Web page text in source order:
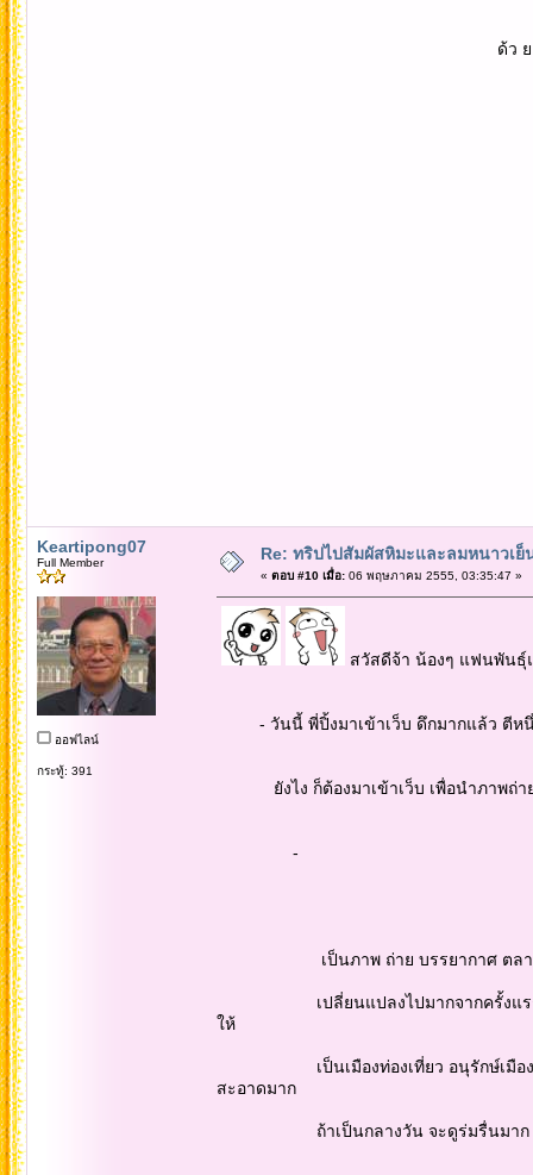
ด้ว ย ค วา ม รั ก แ ล
Keartipong07
Full Member
ออฟไลน์
กระทู้: 391
Re: ทริปไปสัมผัสหิมะและลมหนาวเย็
« ตอบ #10 เมื่อ:06 พฤษภาคม 2555, 03:35:47 »
สวัสดีจ้า น้องๆ แฟนพันธุ์
- วันนี้ พี่ปิ้งมาเข้าเว็บ ดึกมากแล้ว ตีหนึ่
ยังไง ก็ต้องมาเข้าเว็บ เพื่อนำภาพถ่าย
-
เป็นภาพ ถ่าย บรรยากาศ ตลาดคนเดิ
เปลี่ยนแปลงไปมากจากครั้งแรก ที่พี่ปิ้
ให้
เป็นเมืองท่องเที่ยว อนุรักษ์เมืองเก่าไ
สะอาดมาก
ถ้าเป็นกลางวัน จะดูร่มรื่นมาก มีต้นไ